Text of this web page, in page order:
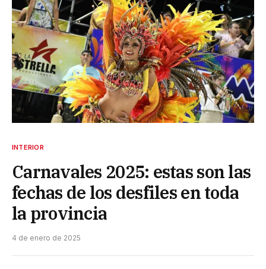
INTERIOR
Carnavales 2025: estas son las
fechas de los desfiles en toda
la provincia
4 de enero de 2025